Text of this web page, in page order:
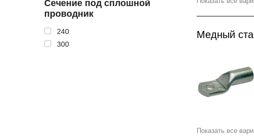
Сечение под сплошной
проводник
240
300
Медный
Показать все